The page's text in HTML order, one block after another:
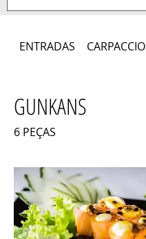
ENTRADAS CARPACCIO
GUNKANS
6 PEÇAS